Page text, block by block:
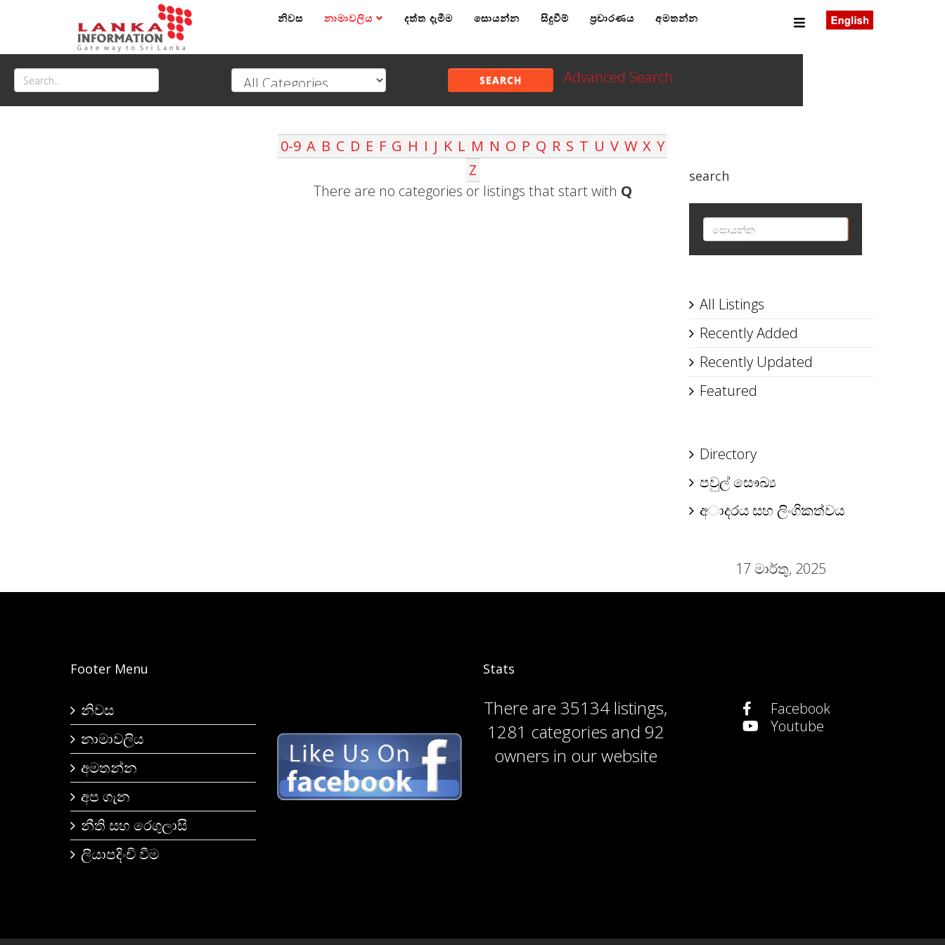
නිවස නාමාවලිය දත්ත දැමීම සොයන්න සිදුවීම් ප්‍රචාරණය අමතන්න
SEARCH Advanced Search
0-9 A B C D E F G H I J K L M N O P Q R S T U V W X Y
Z
There are no categories or listings that start with Q
search
All Listings
Recently Added
Recently Updated
Featured
Directory
පවුල් සෞඛ්‍ය
අාදරය සහ ලිංගිකත්වය
17 මාර්තු, 2025
Footer Menu
නිවස
නාමාවලිය
අමතන්න
අප ගැන
නීති සහ රෙගුලාසි
ලියාපදිංචි වීම
Stats
There are35134 listings,
1281 categories and 92
owners in our website
Facebook
Youtube